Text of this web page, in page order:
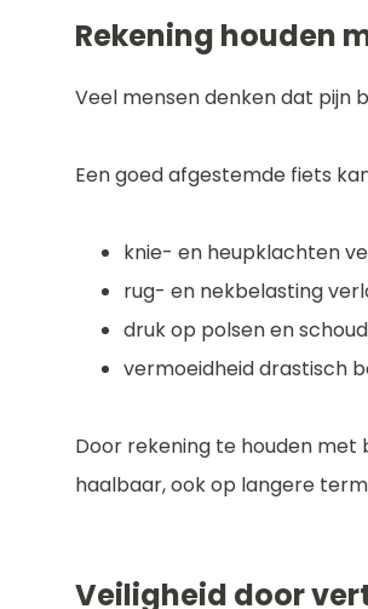
Rekening houden
Veel mensen denken dat pijn
Een goed afgestemde fiets
knie- en heupklachten
rug- en nekbelasting
druk op polsen en
vermoeidheid drastisch
Door rekening te houden
haalbaar, ook op langere
Veiligheid door